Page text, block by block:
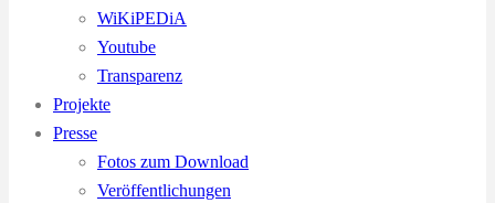
WiKiPEDiA
Youtube
Transparenz
Projekte
Presse
Fotos zum Download
Veröffentlichungen